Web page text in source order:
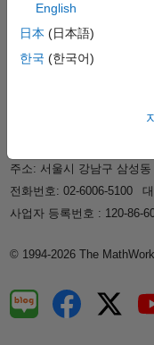
English
日本 (日本語)
한국 (한국어)
웹사이트 선택
문의
주소: 서울시 강남구 삼성
전화번호: 02-6006-5100
사업자 등록번호 : 120-86-
© 1994-2026 The